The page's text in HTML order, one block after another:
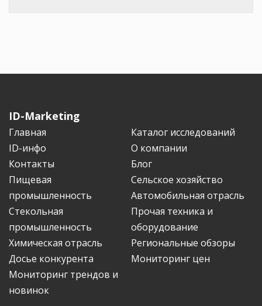
ID-Marketing
Главная
Каталог исследований
ID-инфо
О компании
Контакты
Блог
Пищевая
промышленность
Сельское хозяйство
Автомобильная отрасль
Стекольная
промышленность
Прочая техника и
оборудование
Химическая отрасль
Региональные обзоры
Досье конкурента
Мониторинг цен
Мониторинг трендов и
новинок